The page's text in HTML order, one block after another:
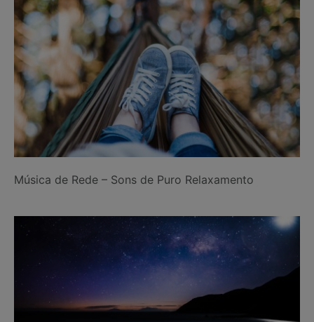
Música de Rede – Sons de Puro Relaxamento